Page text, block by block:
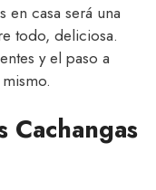
en casa será una
todo, deliciosa.
y el paso a